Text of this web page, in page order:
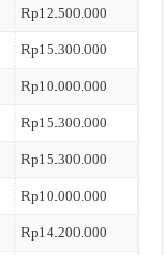
Rp12.500.000
Rp15.300.000
Rp10.000.000
Rp15.300.000
Rp15.300.000
Rp10.000.000
Rp14.200.000